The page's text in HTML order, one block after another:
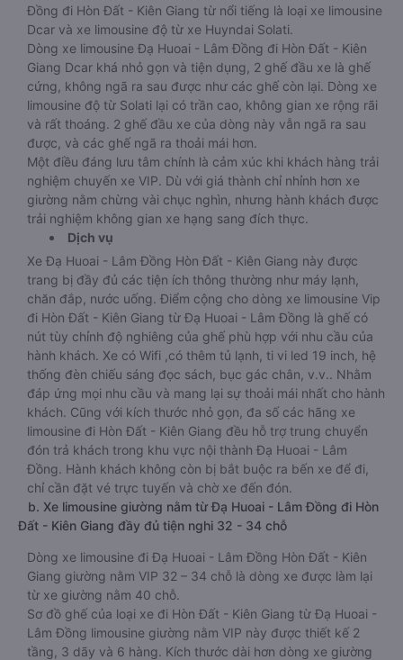
Đồng đi Hòn Đất - Kiên Giang từ nổi tiếng là loại xe limousine
Dcar và xe limousine độ từ xe Huyndai Solati.
Dòng xe limousine Đạ Huoai - Lâm Đồng đi Hòn Đất - Kiên
Giang Dcar khá nhỏ gọn và tiện dụng, 2 ghế đầu xe là ghế
cứng, không ngã ra sau được như các ghế còn lại. Dòng xe
limousine độ từ Solati lại có trần cao, không gian xe rộng rãi
và rất thoáng. 2 ghế đầu xe của dòng này vẫn ngã ra sau
được, và các ghế ngã ra thoải mái hơn.
Một điều đáng lưu tâm chính là cảm xúc khi khách hàng trải
nghiệm chuyến xe VIP. Dù với giá thành chỉ nhỉnh hơn xe
giường nằm chừng vài chục nghìn, nhưng hành khách được
trải nghiệm không gian xe hạng sang đích thực.
Dịch vụ
Xe Đạ Huoai - Lâm Đồng Hòn Đất - Kiên Giang này được
trang bị đầy đủ các tiện ích thông thường như máy lạnh,
chăn đắp, nước uống. Điểm cộng cho dòng xe limousine Vip
đi Hòn Đất - Kiên Giang từ Đạ Huoai - Lâm Đồng là ghế có
nút tùy chỉnh độ nghiêng của ghế phù hợp với nhu cầu của
hành khách. Xe có Wifi ,có thêm tủ lạnh, ti vi led 19 inch, hệ
thống đèn chiếu sáng đọc sách, bục gác chân, v.v.. Nhằm
đáp ứng mọi nhu cầu và mang lại sự thoải mái nhất cho hành
khách. Cũng với kích thước nhỏ gọn, đa số các hãng xe
limousine đi Hòn Đất - Kiên Giang đều hỗ trợ trung chuyển
đón trả khách trong khu vực nội thành Đạ Huoai - Lâm
Đồng. Hành khách không còn bị bắt buộc ra bến xe để đi,
chỉ cần đặt vé trực tuyến và chờ xe đến đón.
b. Xe limousine giường nằm từ Đạ Huoai - Lâm Đồng đi Hòn
Đất - Kiên Giang đầy đủ tiện nghi 32 - 34 chỗ
Dòng xe limousine đi Đạ Huoai - Lâm Đồng Hòn Đất - Kiên
Giang giường nằm VIP 32 – 34 chỗ là dòng xe được làm lại
từ xe giường nằm 40 chỗ.
Sơ đồ ghế của loại xe đi Hòn Đất - Kiên Giang từ Đạ Huoai -
Lâm Đồng limousine giường nằm VIP này được thiết kế 2
tầng, 3 dãy và 6 hàng. Kích thước dài hơn dòng xe giường